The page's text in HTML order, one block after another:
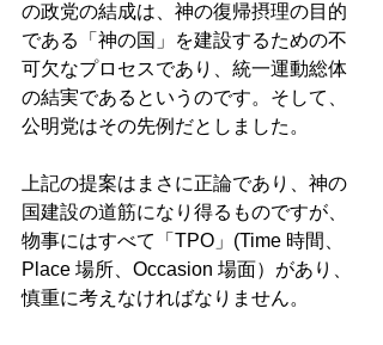
の政党の結成は、神の復帰摂理の目的
である「神の国」を建設するための不
可欠なプロセスであり、統一運動総体
の結実であるというのです。そして、
公明党はその先例だとしました。
上記の提案はまさに正論であり、神の
国建設の道筋になり得るものですが、
物事にはすべて「TPO」(Time 時間、
Place 場所、Occasion 場面）があり、
慎重に考えなければなりません。